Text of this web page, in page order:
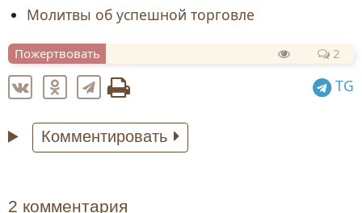
Молитвы об успешной торговле
Пожертвовать 2
TG
Комментировать
2 комментария